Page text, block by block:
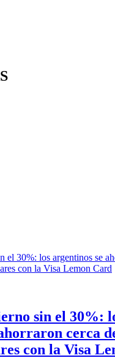
sin el 30%:
cerca
con la Visa